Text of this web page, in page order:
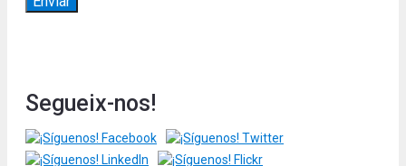
Segueix-nos!